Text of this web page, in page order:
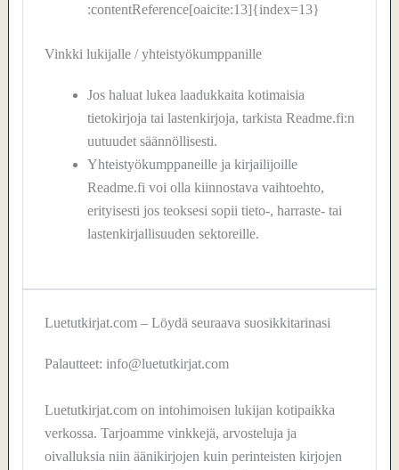
:contentReference[oaicite:13]{index=13}
Vinkki lukijalle / yhteistyökumppanille
Jos haluat lukea laadukkaita kotimaisia
tietokirjoja tai lastenkirjoja, tarkista Readme.fi:n
uutuudet säännöllisesti.
Yhteistyökumppaneille ja kirjailijoille
Readme.fi voi olla kiinnostava vaihtoehto,
erityisesti jos teoksesi sopii tieto-, harraste- tai
lastenkirjallisuuden sektoreille.
Luetutkirjat.com – Löydä seuraava suosikkitarinasi
Palautteet: info@luetutkirjat.com
Luetutkirjat.com on intohimoisen lukijan kotipaikka
verkossa. Tarjoamme vinkkejä, arvosteluja ja
oivalluksia niin äänikirjojen kuin perinteisten kirjojen